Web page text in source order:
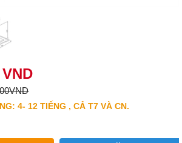
4- 12 TIẾNG , CẢ T7 VÀ CN.